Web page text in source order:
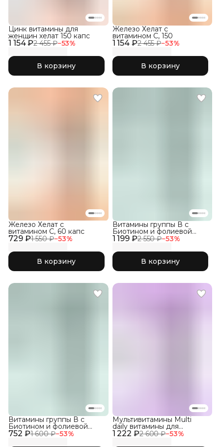
1 154 ₽2 455 ₽−53%
Цинк витамины для
женщин хелат 150 капс
В корзину
1 154 ₽2 455 ₽−53%
Железо Хелат с
витамином С, 150
В корзину
729 ₽1 550 ₽−53%
Железо Хелат с
витамином С, 60 капс
В корзину
1 199 ₽2 550 ₽−53%
Витамины группы В с
Биотином и фолиевой
кислотой, 150 кап
В корзину
752 ₽1 600 ₽−53%
Витамины группы В с
Биотином и фолиевой
кислотой, 60 капс 1 222 ₽2 600 ₽−53%
Мультивитамины Multi
daily витамины для
женщин, 150 капсул